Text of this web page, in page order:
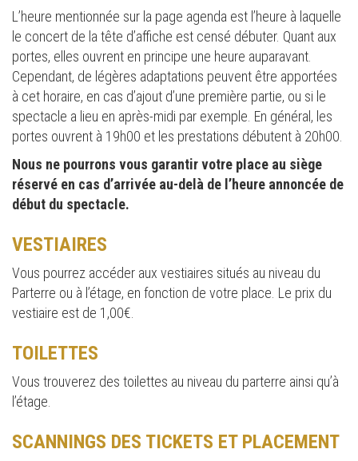
L’heure mentionnée sur la page agenda est l’heure à laquelle
le concert de la tête d’affiche est censé débuter. Quant aux
portes, elles ouvrent en principe une heure auparavant.
Cependant, de légères adaptations peuvent être apportées
à cet horaire, en cas d’ajout d’une première partie, ou si le
spectacle a lieu en après-midi par exemple. En général, les
portes ouvrent à 19h00 et les prestations débutent à 20h00.
Nous ne pourrons vous garantir votre place au siège
réservé en cas d’arrivée au-delà de l’heure annoncée de
début du spectacle.
VESTIAIRES
Vous pourrez accéder aux vestiaires situés au niveau du
Parterre ou à l’étage, en fonction de votre place. Le prix du
vestiaire est de 1,00€.
TOILETTES
Vous trouverez des toilettes au niveau du parterre ainsi qu’à
l’étage.
SCANNINGS DES TICKETS ET PLACEMENT